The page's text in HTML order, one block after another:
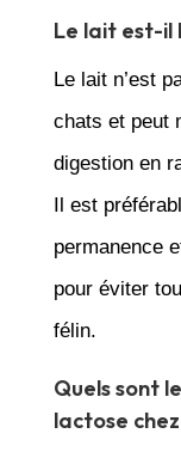
Le lait est-il
Le lait n’est
chats et peut
digestion en
Il est
permanence
pour éviter
félin.
Quels sont
lactose